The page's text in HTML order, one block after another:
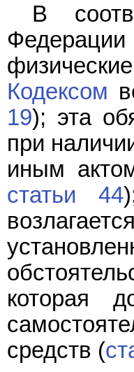
В
Федерации
Кодексом
19); эта
при
иным
статьи 44
которая
средств (